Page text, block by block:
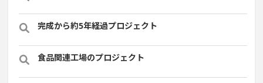
完成から約5年経過プロジェクト
食品関連工場のプロジェクト